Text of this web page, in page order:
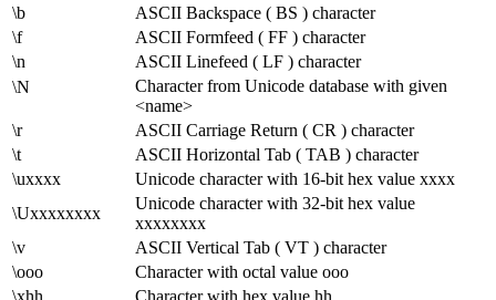
\b
ASCII Backspace ( BS ) character
\f
ASCII Formfeed ( FF ) character
\n
ASCII Linefeed ( LF ) character
\N
Character from Unicode database with given
<name>
\r
ASCII Carriage Return ( CR ) character
\t
ASCII Horizontal Tab ( TAB ) character
\uxxxx
Unicode character with 16-bit hex value xxxx
\Uxxxxxxxx
Unicode character with 32-bit hex value
xxxxxxxx
\v
ASCII Vertical Tab ( VT ) character
\ooo
Character with octal value ooo
\xhh
Character with hex value hh